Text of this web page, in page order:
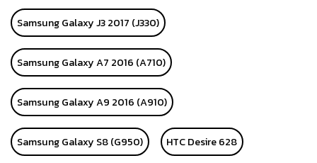
Samsung Galaxy J3 2017 (J330)
Samsung Galaxy A7 2016 (A710)
Samsung Galaxy A9 2016 (A910)
Samsung Galaxy S8 (G950) HTC Desire 628